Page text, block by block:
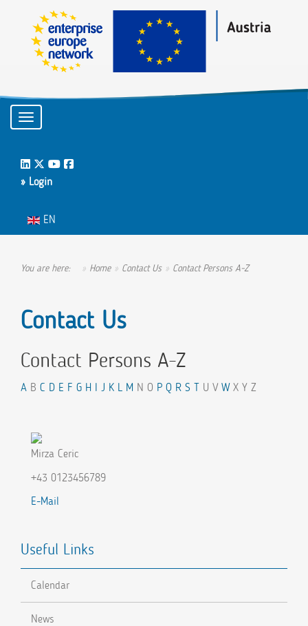
Toggle navigation
LinkedIn
Twitter
Youtube
Facebook
» Login
Select your language
EN
You are here: Home Contact Us Contact Persons A-Z
Contact Us
Contact Persons A-Z
A B C D E F G H I J K L M N O P Q R S T U V WX Y Z
Mirza Ceric
+43 0123456789
E-Mail
Useful Links
Calendar
News